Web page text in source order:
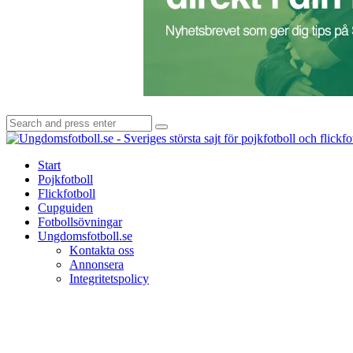
Search
for:
Search
Start
Pojkfotboll
Flickfotboll
Cupguiden
Fotbollsövningar
Ungdomsfotboll.se
Kontakta oss
Annonsera
Integritetspolicy